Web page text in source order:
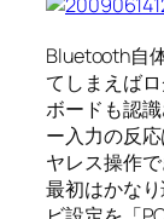
Bluetooth自
てしまえば
ボードも認
ー入力の反
ヤレス操作
最初はかな